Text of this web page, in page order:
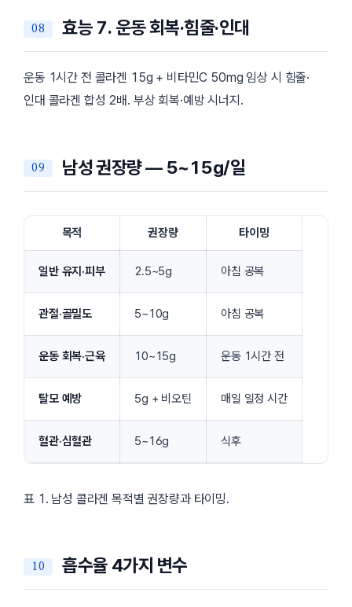
효능 7. 운동 회복·힘줄·인대
운동 1시간 전 콜라겐 15g + 비타민C 50mg 임상 시 힘줄·
인대 콜라겐 합성 2배. 부상 회복·예방 시너지.
남성 권장량 — 5~15g/일
목적 권장량 타이밍
일반 유지·피부 2.5~5g 아침 공복
관절·골밀도 5~10g 아침 공복
운동 회복·근육 10~15g 운동 1시간 전
탈모 예방 5g + 비오틴 매일 일정 시간
혈관·심혈관 5~16g 식후
표 1. 남성 콜라겐 목적별 권장량과 타이밍.
흡수율 4가지 변수